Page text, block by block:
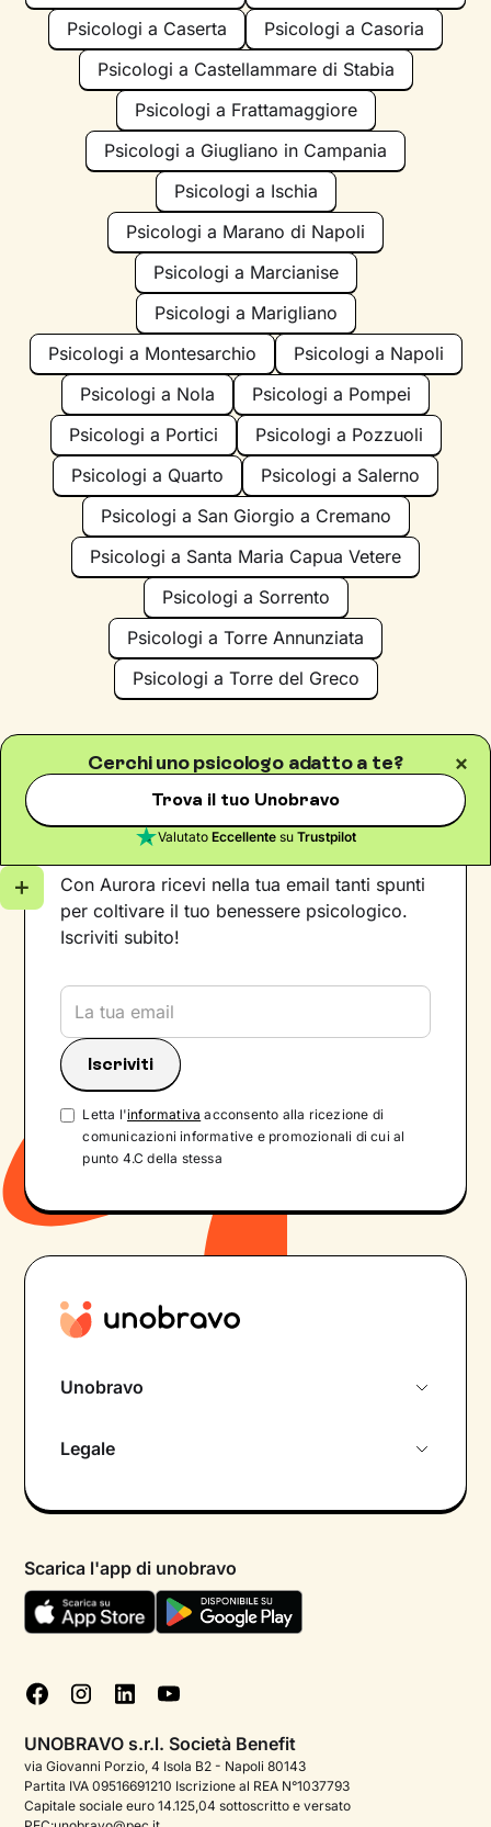
Psicologi a Caserta
Psicologi a Casoria
Psicologi a Castellammare di Stabia
Psicologi a Frattamaggiore
Psicologi a Giugliano in Campania
Psicologi a Ischia
Psicologi a Marano di Napoli
Psicologi a Marcianise
Psicologi a Marigliano
Psicologi a Montesarchio
Psicologi a Napoli
Psicologi a Nola
Psicologi a Pompei
Psicologi a Portici
Psicologi a Pozzuoli
Psicologi a Quarto
Psicologi a Salerno
Psicologi a San Giorgio a Cremano
Psicologi a Santa Maria Capua Vetere
Psicologi a Sorrento
Psicologi a Torre Annunziata
Psicologi a Torre del Greco
Cerchi uno psicologo adatto a te?
Trova il tuo Unobravo
Valutato Eccellentesu Trustpilot
Iscriviti alla newsletter
Con Aurora ricevi nella tua email tanti spunti
per coltivare il tuo benessere psicologico.
Iscriviti subito!
Letta l'informativa acconsento alla ricezione di
comunicazioni informative e promozionali di cui al
punto 4.C della stessa
Unobravo
Psicologo in chat
Aiuto urgente
FAQ
Podcast di psicologia
Corporate
Legale
Termini e condizioni
Informativa Privacy
Cookie policy
Gestisci cookie
Scarica l'app di unobravo
UNOBRAVO s.r.l. Società Benefit
via Giovanni Porzio, 4 Isola B2 - Napoli 80143
Partita IVA 09516691210 Iscrizione al REA N°1037793
Capitale sociale euro 14.125,04 sottoscritto e versato